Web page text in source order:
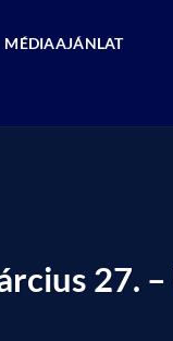
MÉDIAAJÁNLAT
27.